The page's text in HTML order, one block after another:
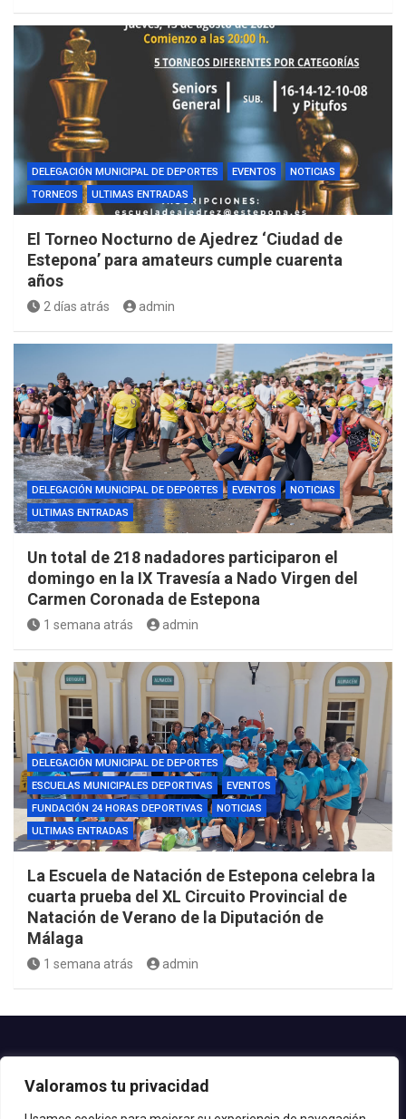
Valoramos tu privacidad
DELEGACIÓN MUNICIPAL DE DEPORTES EVENTOS
NOTICIAS
TORNEOS
ULTIMAS ENTRADAS
El Torneo Nocturno de Ajedrez ‘Ciudad de
Estepona’ para amateurs cumple cuarenta
años
2 días atrás admin
DELEGACIÓN MUNICIPAL DE DEPORTES EVENTOS
NOTICIAS
ULTIMAS ENTRADAS
Un total de 218 nadadores participaron el
domingo en la IX Travesía a Nado Virgen del
Carmen Coronada de Estepona
1 semana atrás admin
DELEGACIÓN MUNICIPAL DE DEPORTES
ESCUELAS MUNICIPALES DEPORTIVAS
EVENTOS
FUNDACIÓN 24 HORAS DEPORTIVAS
NOTICIAS
ULTIMAS ENTRADAS
La Escuela de Natación de Estepona celebra la
cuarta prueba del XL Circuito Provincial de
Natación de Verano de la Diputación de
Málaga
1 semana atrás admin
Teléfono: 952.80.24.44